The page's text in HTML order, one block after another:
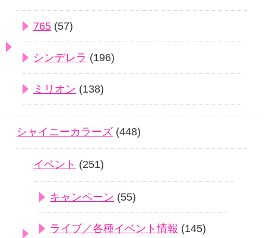
765 (57)
シンデレラ (196)
ミリオン (138)
シャイニーカラーズ (448)
イベント (251)
キャンペーン (55)
ライブ／各種イベント情報 (145)